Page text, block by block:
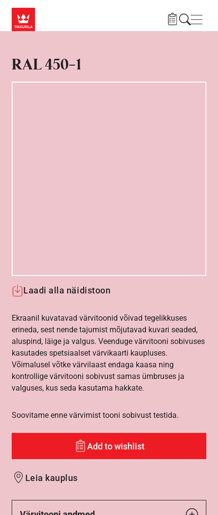
RAL 450-1
Laadi alla näidistoon
Ekraanil kuvatavad värvitoonid võivad tegelikkuses
erineda, sest nende tajumist mõjutavad kuvari seaded,
aluspind, läige ja valgus. Veenduge värvitooni sobivuses
kasutades spetsiaalset värvikaarti kaupluses.
Võimalusel võtke värvilaast endaga kaasa ning
kontrollige värvitooni sobivust samas ümbruses ja
valguses, kus seda kasutama hakkate.
Soovitame enne värvimist tooni sobivust testida.
Add to wishlist
Leia kauplus